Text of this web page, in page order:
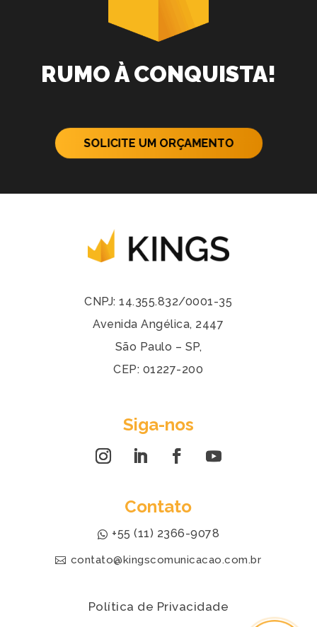
RUMO À CONQUISTA!
SOLICITE UM ORÇAMENTO
CNPJ: 14.355.832/0001-35
Avenida Angélica, 2447
São Paulo – SP,
CEP: 01227-200
Siga-nos
Contato
+55 (11) 2366-9078
contato@kingscomunicacao.com.br
Política de Privacidade